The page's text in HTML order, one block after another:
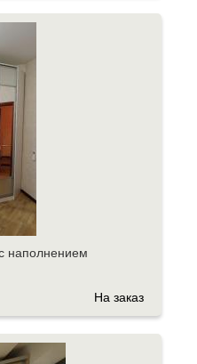
наполнением
На заказ